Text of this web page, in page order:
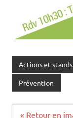
Actions et stands
Prévention
Navigation
« Retour en